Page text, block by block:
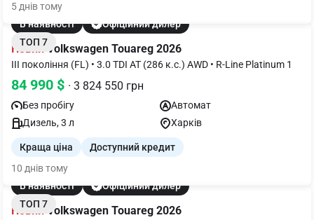
5 днів тому
В наявності
Офіційний дилер
ТОП 7
НовийVolkswagen Touareg 2026
III покоління (FL) • 3.0 TDI AT (286 к.с.) AWD • R-Line Platinum 1
84 990 $ · 3 824 550 грн
Без пробігу
Автомат
Дизель, 3 л
Харків
Краща ціна
Доступний кредит
10 днів тому
В наявності
Офіційний дилер
ТОП 7
НовийVolkswagen Touareg 2026